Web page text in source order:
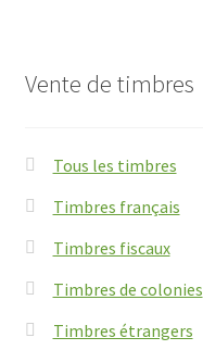
Vente de timbres
Tous les timbres
Timbres français
Timbres fiscaux
Timbres de colonies
Timbres étrangers